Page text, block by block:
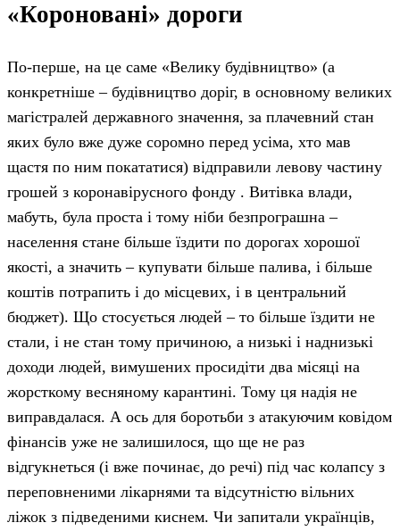
«Короновані» дороги
По-перше, на це саме «Велику будівництво» (а
конкретніше – будівництво доріг, в основному великих
магістралей державного значення, за плачевний стан
яких було вже дуже соромно перед усіма, хто мав
щастя по ним покататися) відправили левову частину
грошей з коронавірусного фонду . Витівка влади,
мабуть, була проста і тому ніби безпрограшна –
населення стане більше їздити по дорогах хорошої
якості, а значить – купувати більше палива, і більше
коштів потрапить і до місцевих, і в центральний
бюджет). Що стосується людей – то більше їздити не
стали, і не стан тому причиною, а низькі і наднизькі
доходи людей, вимушених просидіти два місяці на
жорсткому весняному карантині. Тому ця надія не
виправдалася. А ось для боротьби з атакуючим ковідом
фінансів уже не залишилося, що ще не раз
відгукнеться (і вже починає, до речі) під час колапсу з
переповненими лікарнями та відсутністю вільних
ліжок з підведеними киснем. Чи запитали українців,